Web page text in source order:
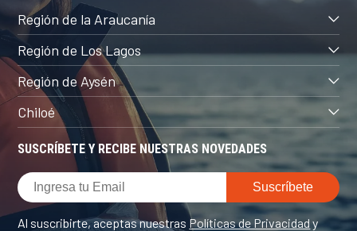
SUSCRÍBETE Y RECIBE NUESTRAS NOVEDADES
Al suscribirte, aceptas nuestras Políticas de Privacidady
Región de la Araucanía
Región de Los Lagos
Región de Aysén
Chiloé